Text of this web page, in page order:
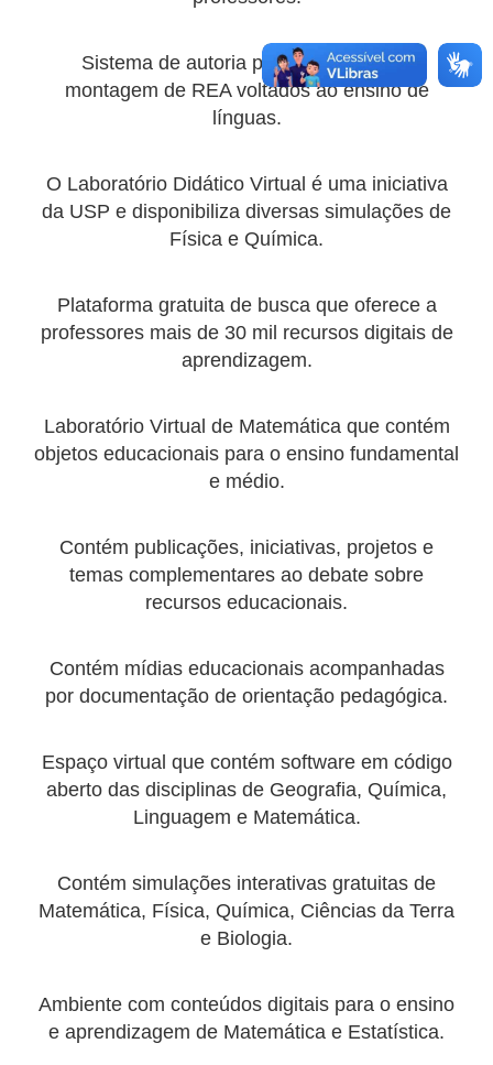
Sistema de autoria para a produção e
montagem de REA voltados ao ensino de
línguas.
O Laboratório Didático Virtual é uma iniciativa
da USP e disponibiliza diversas simulações de
Física e Química.
Plataforma gratuita de busca que oferece a
professores mais de 30 mil recursos digitais de
aprendizagem.
Laboratório Virtual de Matemática que contém
objetos educacionais para o ensino fundamental
e médio.
Contém publicações, iniciativas, projetos e
temas complementares ao debate sobre
recursos educacionais.
Contém mídias educacionais acompanhadas
por documentação de orientação pedagógica.
Espaço virtual que contém software em código
aberto das disciplinas de Geografia, Química,
Linguagem e Matemática.
Contém simulações interativas gratuitas de
Matemática, Física, Química, Ciências da Terra
e Biologia.
Ambiente com conteúdos digitais para o ensino
e aprendizagem de Matemática e Estatística.